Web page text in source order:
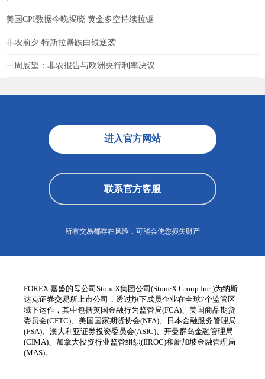
美国CPI数据今晚揭晓 黄金多空持续拉锯
非农前夕 特斯拉暴跌白银逆袭
一周展望：非农报告与欧洲央行利率决议
进入官方网站
联系官方客服
所有交易都存在风险，可能会使您损失财产
FOREX 嘉盛的母公司StoneX集团公司(StoneX Group Inc.)为纳斯
达克证券交易所上市公司，透过旗下成员企业在全球7个监管区
域下运作，其中包括英国金融行为监管局(FCA)、美国商品期货
委员会(CFTC)、美国国家期货协会(NFA)、日本金融服务管理局
(FSA)、澳大利亚证券投资委员会(ASIC)、开曼群岛金融管理局
(CIMA)、加拿大投资行业监管组织(IIROC)和新加坡金融管理局
(MAS)。